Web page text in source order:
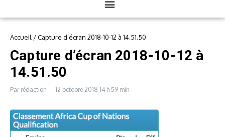
Accueil /Capture d’écran 2018-10-12 à 14.51.50
Capture d’écran 2018-10-12 à
14.51.50
Par rédaction 12 octobre 2018 14 h 59 min